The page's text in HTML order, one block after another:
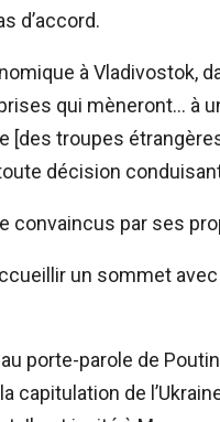
d’accord.
à Vladivostok,
qui mèneront… à
troupes
décision
convaincus par ses
un sommet avec
porte-parole de
de